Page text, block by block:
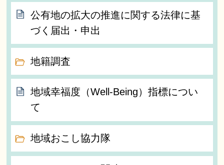
公有地の拡大の推進に関する法律に基
づく届出・申出
地籍調査
地域幸福度（Well-Being）指標につい
て
地域おこし協力隊